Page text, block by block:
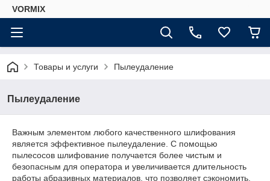
VORMIX
Товары и услуги Пылеудаление
Пылеудаление
Важным элементом любого качественного шлифования
является эффективное пылеудаление. С помощью
пылесосов шлифование получается более чистым и
безопасным для оператора и увеличивается длительность
работы абразивных материалов, что позволяет сэкономить.